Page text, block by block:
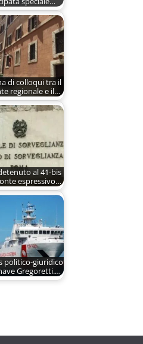
di colloqui tra il
regionale e il…
al 41-bis
espressivo…
politico-giuridico
Gregoretti.…